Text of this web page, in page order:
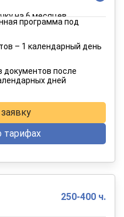
на 6 месяцев
/ 4 734 руб.
на 12 месяцев
программа под
– 1 календарный день
документов после
дней
тарифах
250-400 ч.